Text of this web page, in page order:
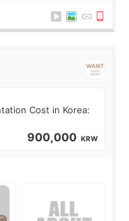
Cost in Korea:
900,000 KRW